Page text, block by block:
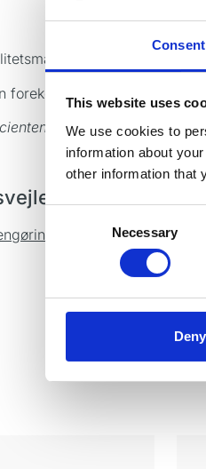
Consent
This website uses
We use cookies to
information about
other information that
Necessary
Deny
på fabrik i
forekomme.
er i gennemsnit 7
af vores